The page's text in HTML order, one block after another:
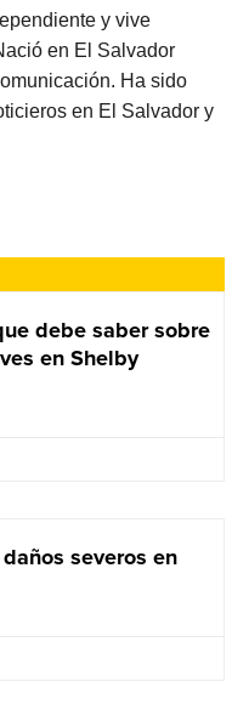
debe saber sobre
en Shelby
severos en
y vive
en El Salvador
Ha sido
en El Salvador y